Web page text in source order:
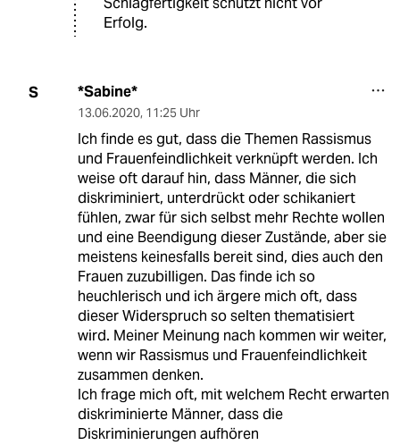
Erfolg.
S *Sabine*
13.06.2020, 11:25 Uhr
Ich finde es gut, dass die Themen Rassismus
und Frauenfeindlichkeit verknüpft werden. Ich
weise oft darauf hin, dass Männer, die sich
diskriminiert, unterdrückt oder schikaniert
fühlen, zwar für sich selbst mehr Rechte wollen
und eine Beendigung dieser Zustände, aber sie
meistens keinesfalls bereit sind, dies auch den
Frauen zuzubilligen. Das finde ich so
heuchlerisch und ich ärgere mich oft, dass
dieser Widerspruch so selten thematisiert
wird. Meiner Meinung nach kommen wir weiter,
wenn wir Rassismus und Frauenfeindlichkeit
zusammen denken.
Ich frage mich oft, mit welchem Recht erwarten
diskriminierte Männer, dass die
Diskriminierungen aufhören